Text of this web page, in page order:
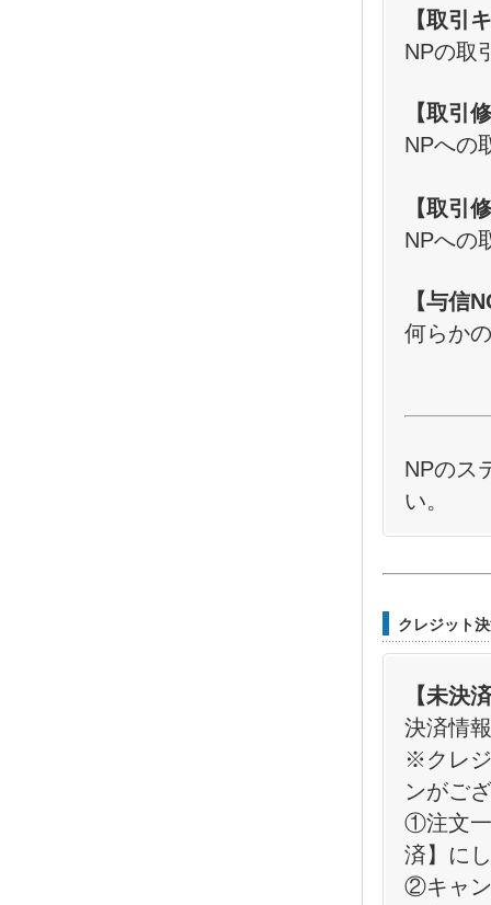
【取引
NPの取
【取引
NPへの
【取引
NPへの
【与信
何らか
NPのス
い。
クレジット
【未決
決済情
※クレ
ンがご
①注文一
済】に
②キャン